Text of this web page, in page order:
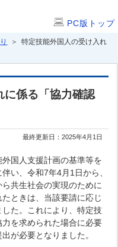
PC版トップ
＞ 特定技能外国人の受け入れ
に係る「協力確認
最終更新日：2025年4月1日
国人支援計画の基準等を
い、令和7年4月1日から、
共生社会の実現のために
ときは、当該要請に応じ
た。これにより、特定技
を求められた場合に必要
が必要となりました。